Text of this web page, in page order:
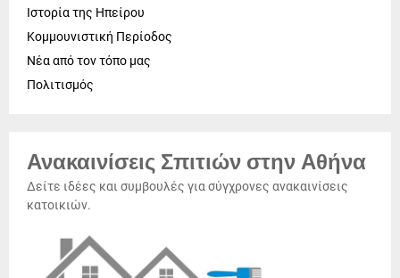
Ιστορία της Ηπείρου
Κομμουνιστική Περίοδος
Νέα από τον τόπο μας
Πολιτισμός
Ανακαινίσεις Σπιτιών στην Αθήνα
Δείτε ιδέες και συμβουλές για σύγχρονες ανακαινίσεις
κατοικιών.